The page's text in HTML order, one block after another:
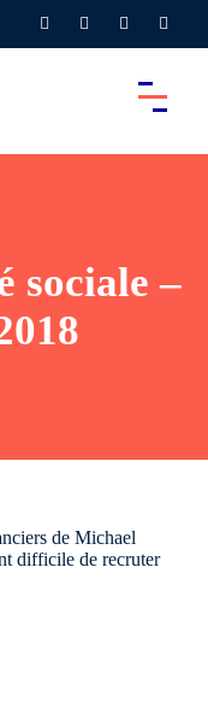
sociale –
de Michael
difficile de recruter